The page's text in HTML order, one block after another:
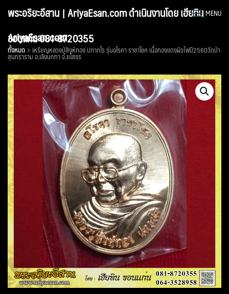
พระอริยะอีสาน | AriyaEsan.com ดำเนินงานโดย เฮียทิน
ขอนแก่น 081-8720355
MENU
AriyaEsan.com
ทั้งหมด เหรียญหลวงปู่สิงห์ทอง ปภากโร รุ่นอโรคา ราชาโชค เนื้อทองแดงผิวไฟปี2560วัดป่า
สุนทราราม อ.เลิงนกทา จ.ยโสธร